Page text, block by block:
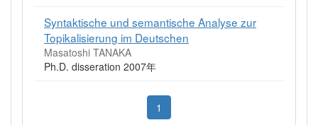
Syntaktische und semantische Analyse zur
Topikalisierung im Deutschen
Masatoshi TANAKA
Ph.D. disseration 2007年
1